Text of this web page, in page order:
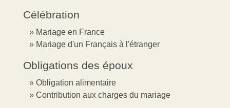
Célébration
Mariage en France
Mariage d'un Français à l'étranger
Obligations des époux
Obligation alimentaire
Contribution aux charges du mariage